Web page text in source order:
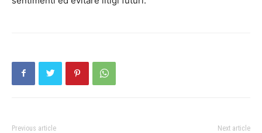
Previous article Next article